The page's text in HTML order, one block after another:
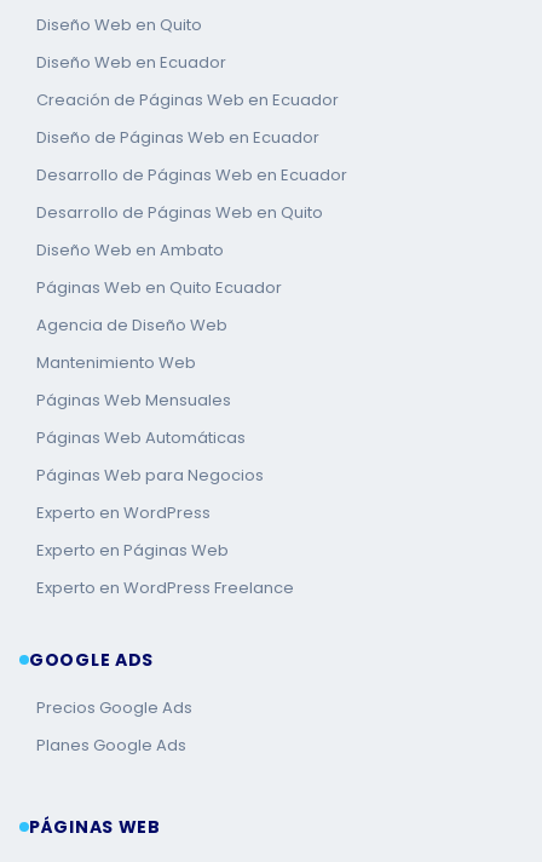
Diseño Web en Quito
Diseño Web en Ecuador
Creación de Páginas Web en Ecuador
Diseño de Páginas Web en Ecuador
Desarrollo de Páginas Web en Ecuador
Desarrollo de Páginas Web en Quito
Diseño Web en Ambato
Páginas Web en Quito Ecuador
Agencia de Diseño Web
Mantenimiento Web
Páginas Web Mensuales
Páginas Web Automáticas
Páginas Web para Negocios
Experto en WordPress
Experto en Páginas Web
Experto en WordPress Freelance
GOOGLE ADS
Precios Google Ads
Planes Google Ads
PÁGINAS WEB